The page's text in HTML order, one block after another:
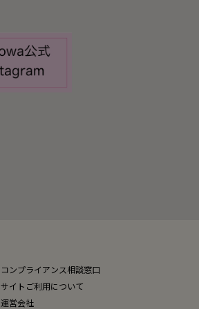
コンプライアンス相談窓口
サイトご利用について
運営会社